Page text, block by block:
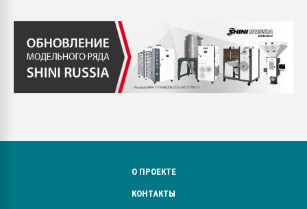
О ПРОЕКТЕ
КОНТАКТЫ